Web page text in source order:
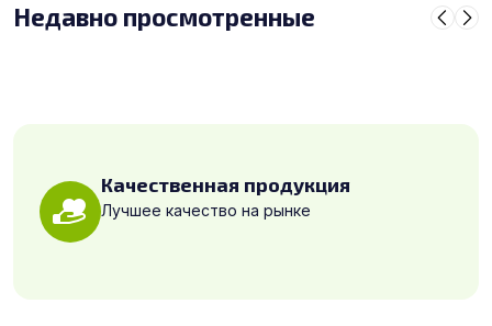
Недавно просмотренные
Качественная продукция
Лучшее качество на рынке